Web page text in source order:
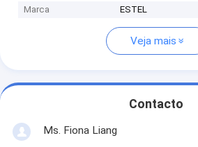
Marca
ESTEL
Veja mais
Contacto
Ms. Fiona Liang